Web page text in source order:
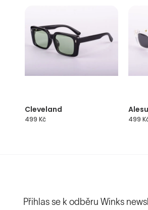
Cleveland
499 Kč 499
Přihlas se k odběru Winks